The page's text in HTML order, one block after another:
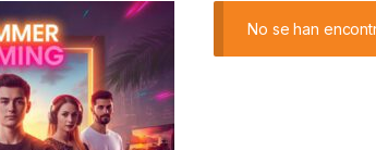
No se han